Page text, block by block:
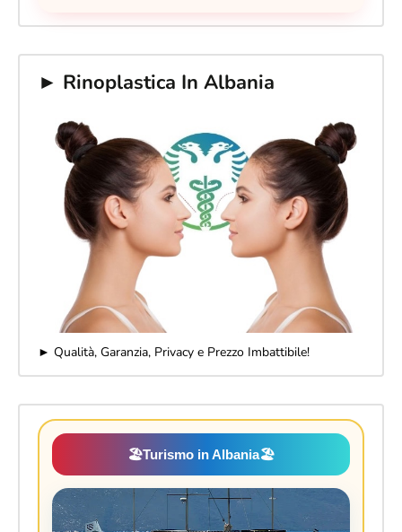
► Rinoplastica In Albania
► Qualità, Garanzia, Privacy e Prezzo Imbattibile!
🏖️Turismo in Albania🏖️